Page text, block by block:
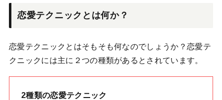
恋愛テクニックとは何か？
恋愛テクニックとはそもそも何なのでしょうか？恋愛テ
クニックには主に２つの種類があるとされています。
2種類の恋愛テクニック